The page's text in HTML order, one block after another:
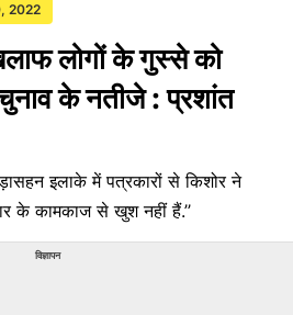
2022
लोगों के गुस्से को
के नतीजे : प्रशांत
इलाके में पत्रकारों से किशोर ने
के कामकाज से खुश नहीं हैं.’’
विज्ञापन